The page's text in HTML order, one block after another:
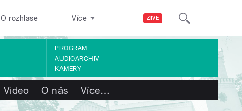
ŽIVĚ
O rozhlase Více
PROGRAM
AUDIOARCHIV
KAMERY
Video O nás Více…